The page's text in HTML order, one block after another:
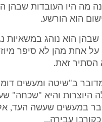
מה היו העובדות שבהן
הוא הורשע.
השנים שבהן הוא נוהג
על אחת מהן לא סיפר
זאת.
ב"שיטה ומעשים
היוצרות והיא "שכחה"
במעשים שעשה העד,
עבירה...